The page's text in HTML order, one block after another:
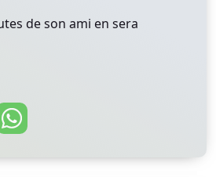
de son ami en sera